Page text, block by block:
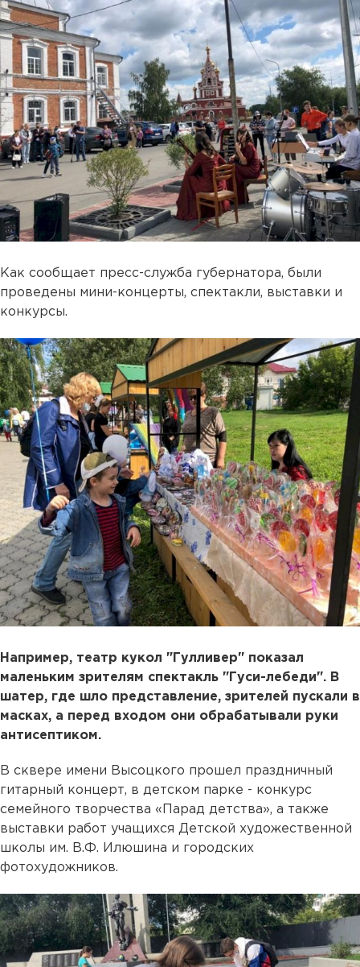
Как сообщает пресс-служба губернатора, были
проведены мини-концерты, спектакли, выставки и
конкурсы.
Например, театр кукол "Гулливер" показал
маленьким зрителям спектакль "Гуси-лебеди". В
шатер, где шло представление, зрителей пускали в
масках, а перед входом они обрабатывали руки
антисептиком.
В сквере имени Высоцкого прошел праздничный
гитарный концерт, в детском парке - конкурс
семейного творчества «Парад детства», а также
выставки работ учащихся Детской художественной
школы им. В.Ф. Илюшина и городских
фотохудожников.